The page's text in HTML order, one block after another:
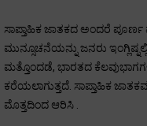
ಸಾಪ್ತಾಹಿಕ ಜಾತಕದ ಅಂದರೆ
ಮುನ್ಸೂಚನೆಯನ್ನು ಜನರು
ಮತ್ತೊಂದಡೆ, ಭಾರತದ
ಕರೆಯಲಾಗುತ್ತದೆ. ಸಾಪ್ತಾಹಿಕ
ಮೊತ್ತದಿಂದ ಆರಿಸಿ .